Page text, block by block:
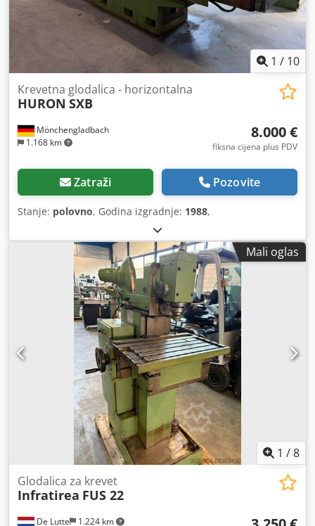
1 / 10
Mönchengladbach
1.168 km
Krevetna glodalica - horizontalna
HURON SXB
8.000 €
fiksna cijena plus PDV
Zatraži Pozovite
Stanje: polovno, Godina izgradnje: 1988,
Mali oglas
1 /8
De Lutte 1.224 km
Glodalica za krevet
Infratirea FUS 22